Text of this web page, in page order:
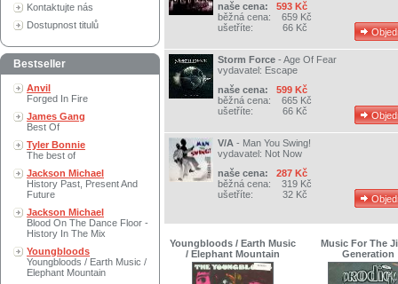
Kontaktujte nás
Dostupnost titulů
Bestseller
Anvil
Forged In Fire
James Gang
Best Of
Tyler Bonnie
The best of
Jackson Michael
History Past, Present And
Future
Jackson Michael
Blood On The Dance Floor -
History In The Mix
Youngbloods
Youngbloods / Earth Music /
Elephant Mountain
naše cena:
593 Kč
běžná cena: 659 Kč
ušetříte: 66 Kč
Storm Force - Age Of Fear
vydavatel: Escape
naše cena:
599 Kč
běžná cena: 665 Kč
ušetříte: 66 Kč
V/A - Man You Swing!
vydavatel: Not Now
naše cena:
287 Kč
běžná cena: 319 Kč
ušetříte: 32 Kč
Youngbloods / Earth Music
/ Elephant Mountain
Music For The
Generation